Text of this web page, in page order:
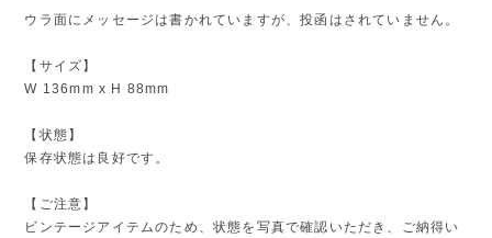
ウラ面にメッセージは書かれていますが、投函はされていません。
【サイズ】
W 136mm x H 88mm
【状態】
保存状態は良好です。
【ご注意】
ビンテージアイテムのため、状態を写真で確認いただき、ご納得い